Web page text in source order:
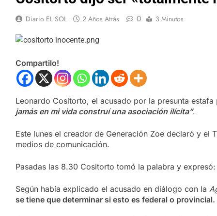
Diario EL SOL 2 Años Atrás 0 3 Minutos
Compartilo!
Leonardo Cositorto, el acusado por la presunta
jamás en mi vida construí una asociación ilícita”.
Este lunes el creador de Generación Zoe declaró y
medios de comunicación.
Pasadas las 8.30 Cositorto tomó la palabra y
Según había explicado el acusado en diálogo con la
se tiene que determinar si esto es federal o provincial.